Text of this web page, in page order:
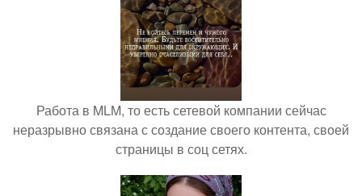
Работа в MLM, то есть сетевой компании сейчас
неразрывно связана с создание своего контента, своей
страницы в соц сетях.